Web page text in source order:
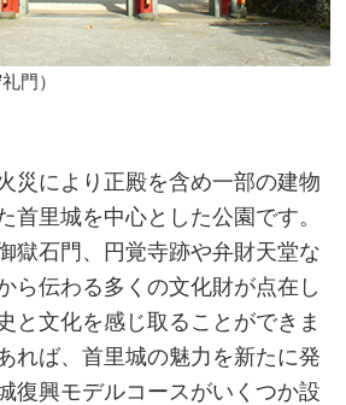
門）
災により正殿を含め一部の建物
首里城を中心とした公園です。
獄石門、円覚寺跡や弁財天堂な
ら伝わる多くの文化財が点在し
と文化を感じ取ることができま
れば、首里城の魅力を新たに発
復興モデルコースがいくつか設